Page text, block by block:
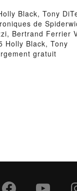
Black, Tony
de
Bertrand Ferrier
Holly Black, Tony
gratuit